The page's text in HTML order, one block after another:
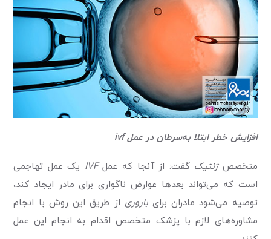
افزایش خطر ابتلا به‌سرطان در عمل ivf
متخصصژنتیک گفت: از آنجا که عملIVF یک عمل تهاجمی
است که می‌تواند بعدها عوارض ناگواری برای مادر ایجاد کند،
توصیه می‌شود مادران برای باروری از طریق این روش با انجام
مشاوره‌های لازم با پزشک متخصص اقدام به انجام این عمل